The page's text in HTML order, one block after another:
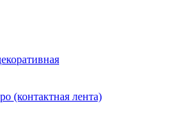
(контактная лента)